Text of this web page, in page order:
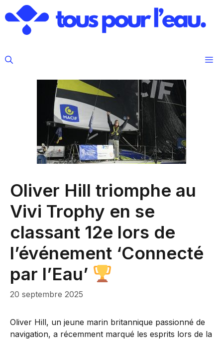
au
contenu
Oliver Hill triomphe au
Vivi Trophy en se
classant 12e lors de
l’événement ‘Connecté
par l’Eau’
20 septembre 2025
Oliver Hill, un jeune marin britannique passionné de
navigation, a récemment marqué les esprits lors de la